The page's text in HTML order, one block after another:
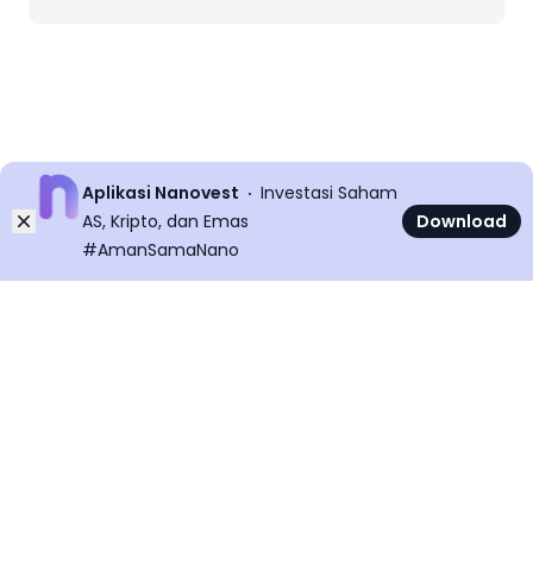
Dismiss
Aplikasi Nanovest
Investasi Saham
AS, Kripto, dan Emas
#AmanSamaNano
Download